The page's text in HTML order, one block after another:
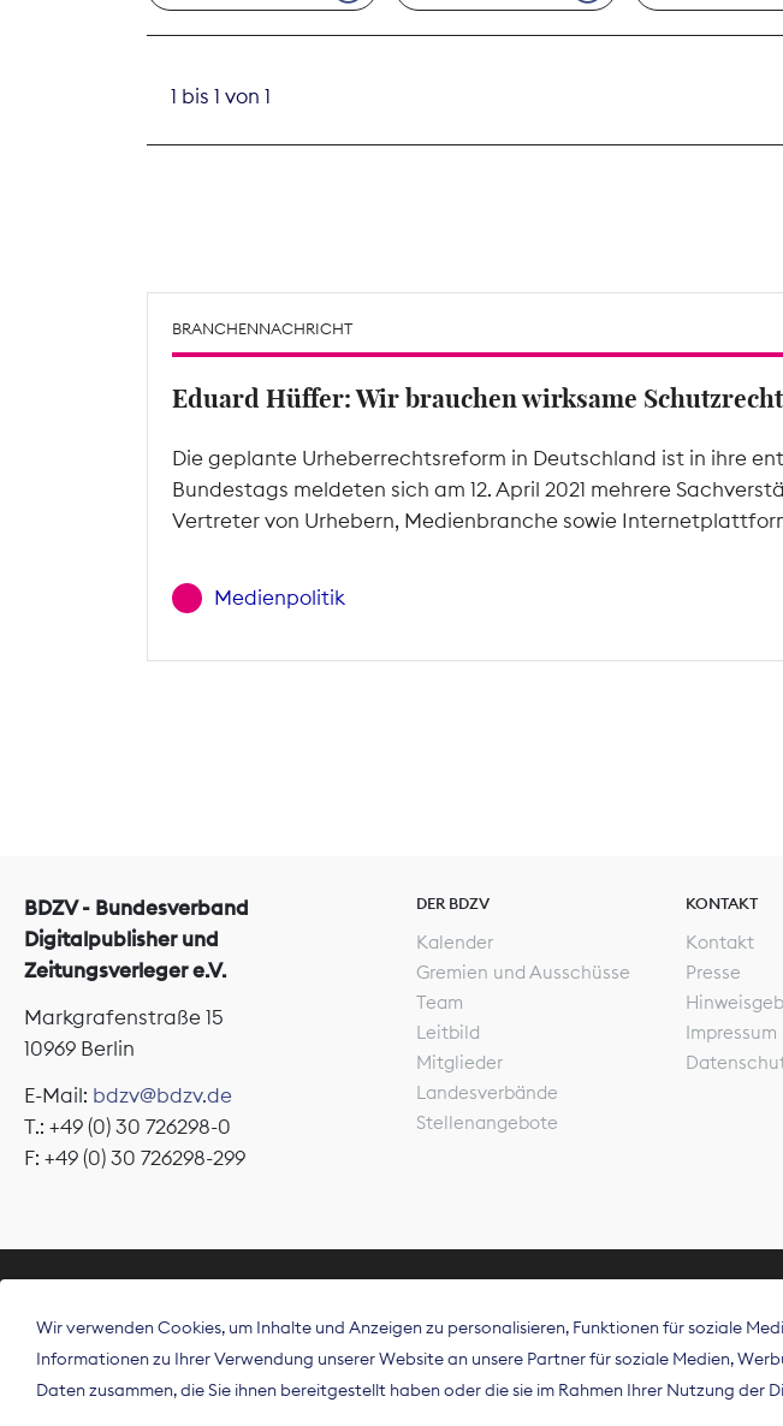
1 bis 1 von 1
BRANCHENNACHRICHT
Eduard Hüffer: Wir brauchen wirksame
Die geplante Urheberrechtsreform in Deutschland ist in ihre
Bundestags meldeten sich am 12. April 2021 mehrere
Vertreter von Urhebern, Medienbranche sowie
Medienpolitik
BDZV - Bundesverband
Digitalpublisher und
Zeitungsverleger e.V.
Markgrafenstraße 15
10969 Berlin
E-Mail: bdzv@bdzv.de
T.: +49 (0) 30 726298-0
F: +49 (0) 30 726298-299
DER BDZV
Kalender
Gremien und Ausschüsse
Team
Leitbild
Mitglieder
Landesverbände
Stellenangebote
KONTAKT
Kontakt
Presse
Impressum
Der Bundesverband Digitalpublisher
Spitzenorganisation die Interessen
Deutschland und auf EU-Ebene.
Wir verwenden Cookies, um Inhalte und Anzeigen zu personalisieren, Funktionen für soziale
Informationen zu Ihrer Verwendung unserer Website an unsere Partner für soziale Medien,
Daten zusammen, die Sie ihnen bereitgestellt haben oder die sie im Rahmen Ihrer Nutzung